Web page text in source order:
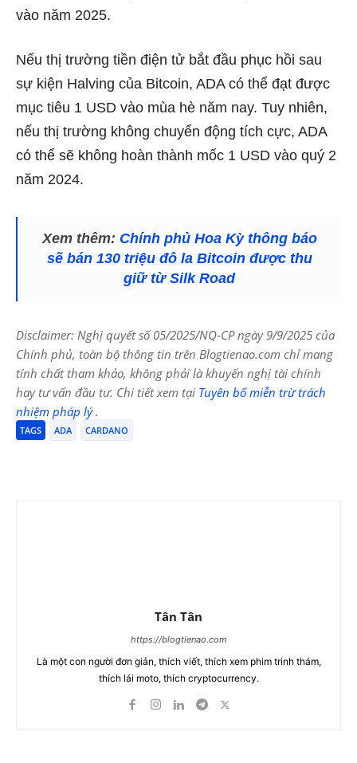
vào năm 2025.
Nếu thị trường tiền điện tử bắt đầu phục hồi sau
sự kiện Halving của Bitcoin, ADA có thể đạt được
mục tiêu 1 USD vào mùa hè năm nay. Tuy nhiên,
nếu thị trường không chuyển động tích cực, ADA
có thể sẽ không hoàn thành mốc 1 USD vào quý 2
năm 2024.
Xem thêm: Chính phủ Hoa Kỳ thông báo
sẽ bán 130 triệu đô la Bitcoin được thu
giữ từ Silk Road
Disclaimer: Nghị quyết số 05/2025/NQ-CP ngày 9/9/2025 của
Chính phủ, toàn bộ thông tin trên Blogtienao.com chỉ mang
tính chất tham khảo, không phải là khuyến nghị tài chính
hay tư vấn đầu tư. Chi tiết xem tại Tuyên bố miễn trừ trách
nhiệm pháp lý.
TAGS ADA CARDANO
Tân Tân
https://blogtienao.com
Là một con người đơn giản, thích viết, thích xem phim trinh thám,
thích lái moto, thích cryptocurrency.